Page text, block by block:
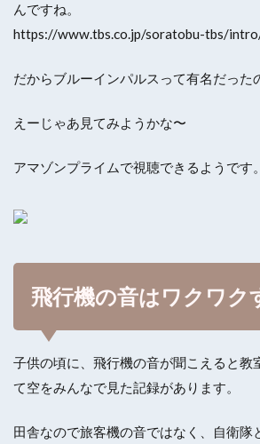
んですね。
https://www.tbs.co.jp/soratobu-tbs/
だからブルーインパルスって有名だった
えーじゃあ見てみようかな〜
アマゾンプライムで視聴できるようです。
飛行機の音はワクワク
子供の頃に、飛行機の音が聞こえると教
て空をみんなで見た記録があります。
田舎なので旅客機の音ではなく、自衛隊